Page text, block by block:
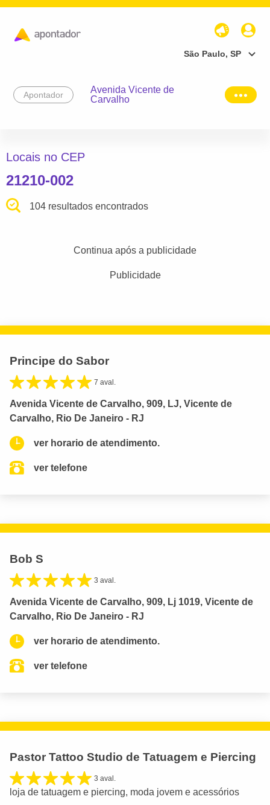
São Paulo, SP
Apontador
Avenida Vicente de
Carvalho
Locais no CEP
21210-002
104 resultados encontrados
Continua após a publicidade
Publicidade
Principe do Sabor
7 aval.
Avenida Vicente de Carvalho, 909, LJ, Vicente de
Carvalho, Rio De Janeiro - RJ
ver horario de atendimento.
ver telefone
Bob S
3 aval.
Avenida Vicente de Carvalho, 909, Lj 1019, Vicente de
Carvalho, Rio De Janeiro - RJ
ver horario de atendimento.
ver telefone
Pastor Tattoo Studio de Tatuagem e Piercing
3 aval.
loja de tatuagem e piercing, moda jovem e acessórios